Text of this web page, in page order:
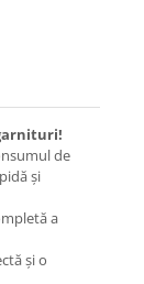
de
și
a
și o